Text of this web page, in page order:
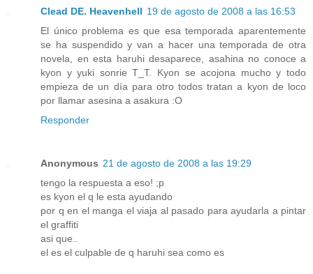
Clead DE. Heavenhell 19 de agosto de 2008 a las 16:53
El único problema es que esa temporada aparentemente
se ha suspendido y van a hacer una temporada de otra
novela, en esta haruhi desaparece, asahina no conoce a
kyon y yuki sonrie T_T. Kyon se acojona mucho y todo
empieza de un día para otro todos tratan a kyon de loco
por llamar asesina a asakura :O
Responder
Anonymous 21 de agosto de 2008 a las 19:29
tengo la respuesta a eso! ;p
es kyon el q le esta ayudando
por q en el manga el viaja al pasado para ayudarla a pintar
el graffiti
asi que..
el es el culpable de q haruhi sea como es